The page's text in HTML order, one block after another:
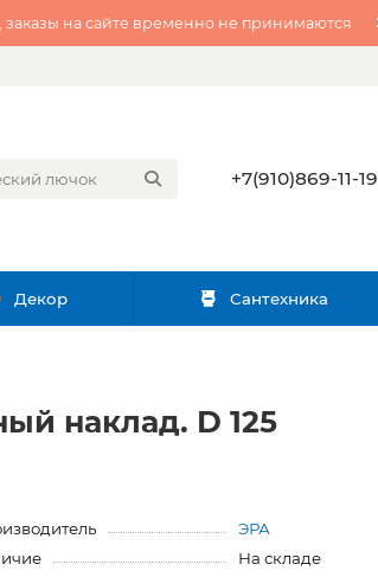
заказы на сайте временно не принимаются
+7(910)869-11-19
Декор Сантехника
наклад. D 125
ЭРА
На складе